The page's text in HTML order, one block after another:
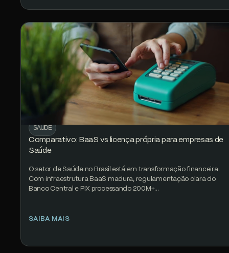
SAÚDE
Comparativo: BaaS vs licença própria para empresas de
Saúde
O setor de Saúde no Brasil está em transformação financeira.
Com infraestrutura BaaS madura, regulamentação clara do
Banco Central e PIX processando 200M+…
SAIBA MAIS